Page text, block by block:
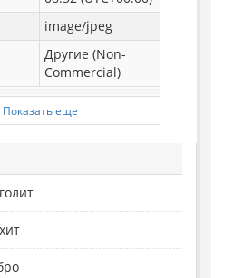
image/jpeg
Другие (Non-
Commercial)
Показать еще